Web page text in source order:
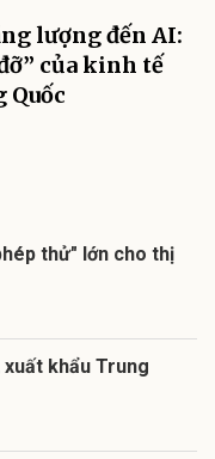
lượng đến AI:
của kinh tế
Quốc
thử" lớn cho thị
khẩu Trung